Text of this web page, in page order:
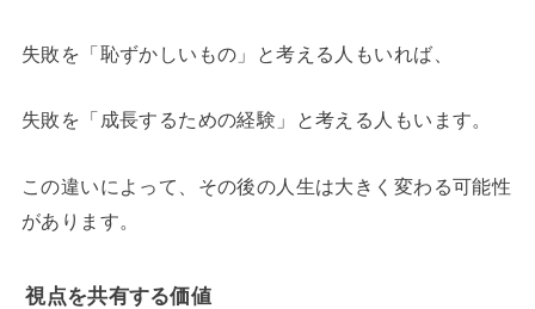
失敗を「恥ずかしいもの」と考える人もいれば、
失敗を「成長するための経験」と考える人もいます。
この違いによって、その後の人生は大きく変わる可能性
があります。
視点を共有する価値